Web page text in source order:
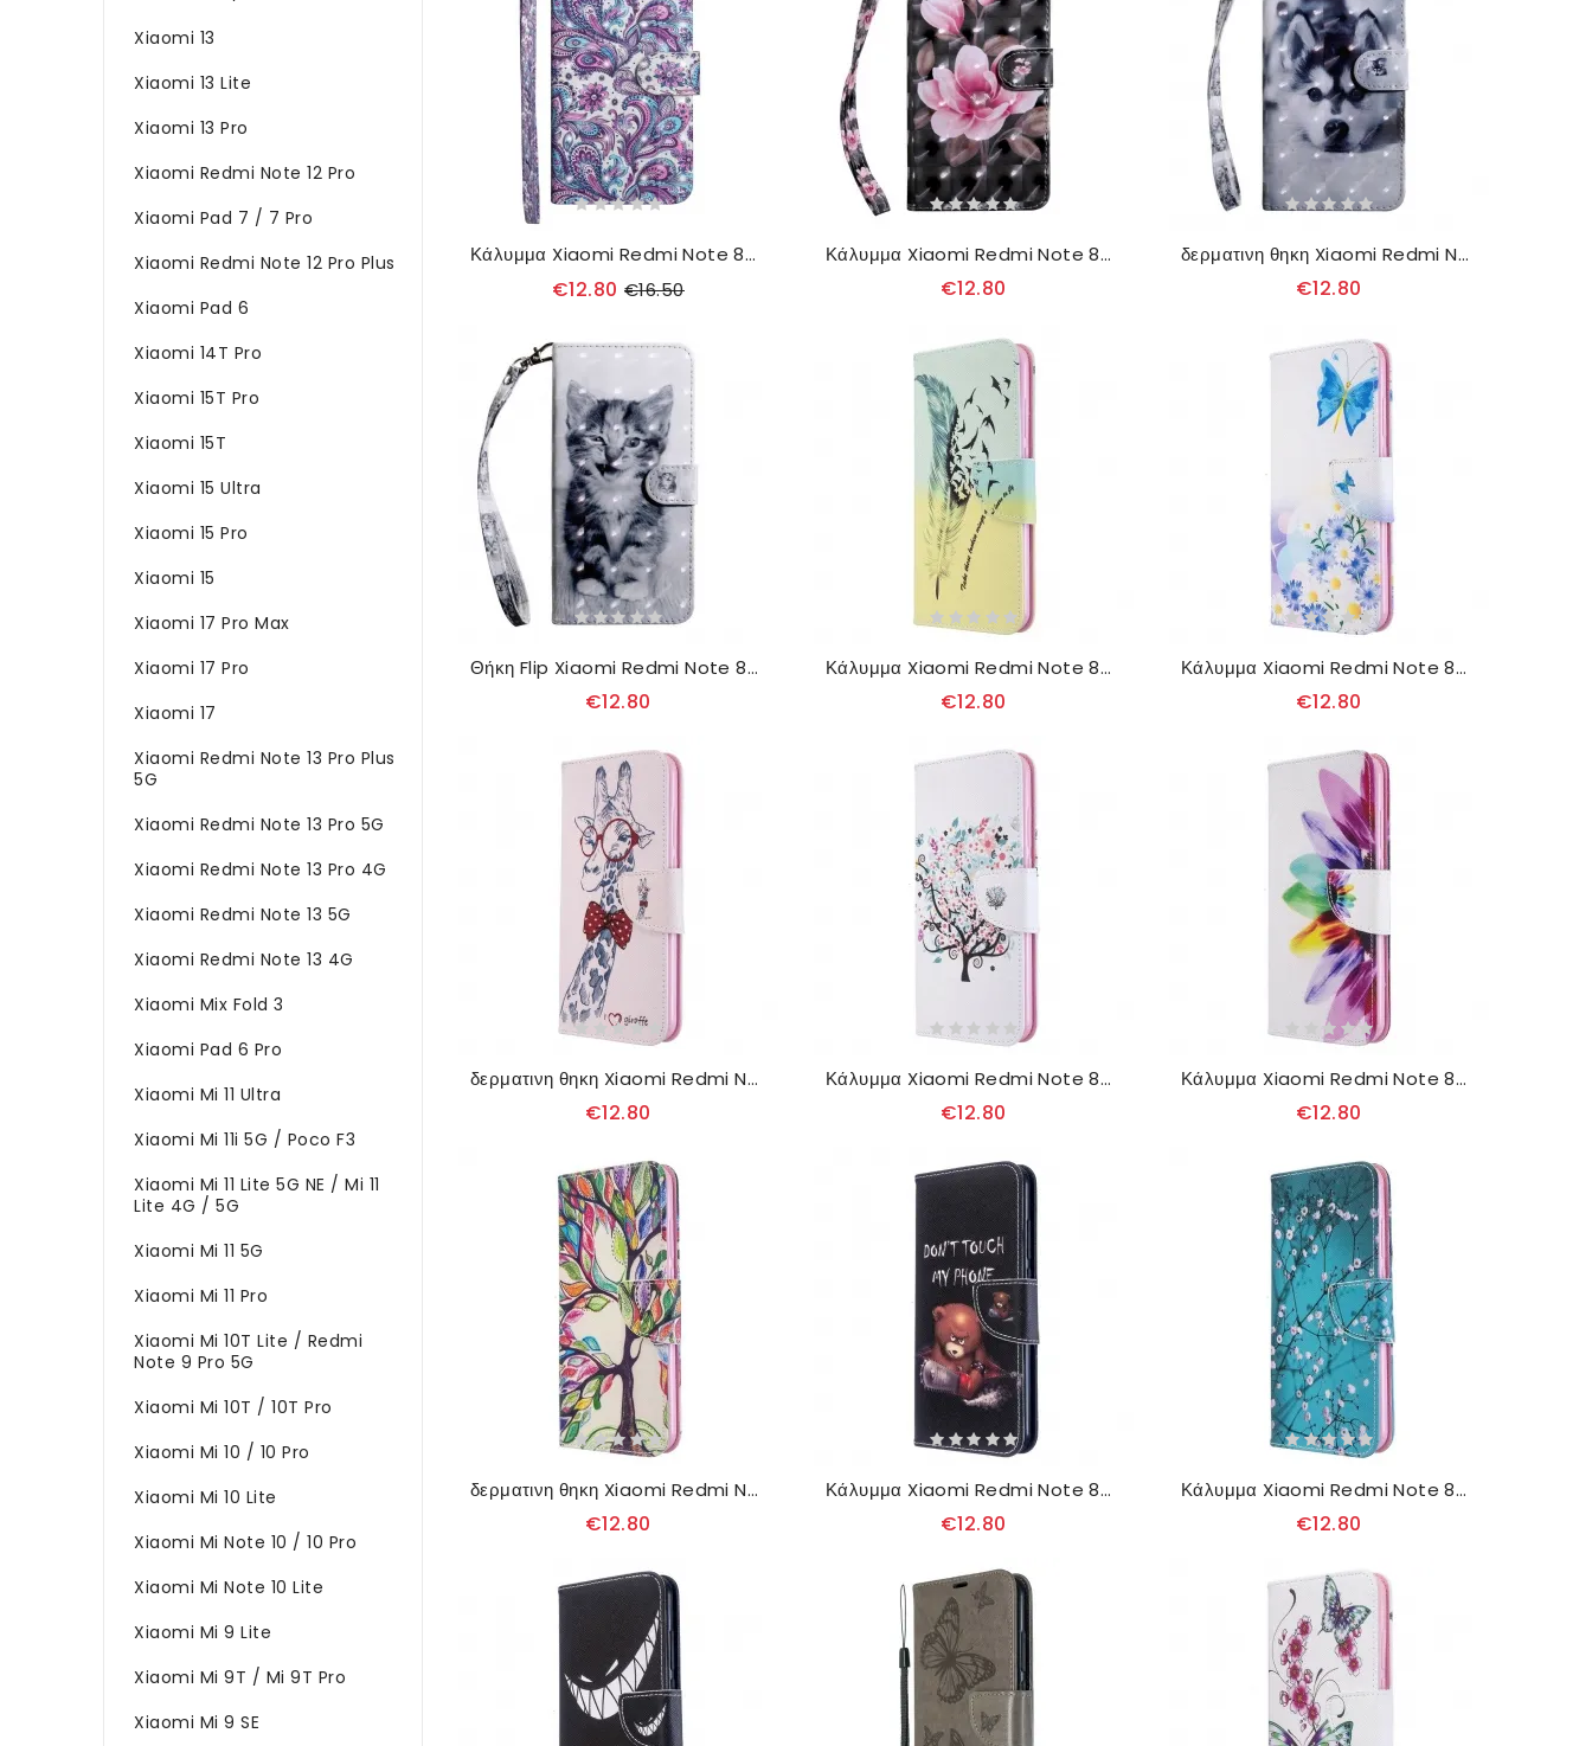
Xiaomi 13
Xiaomi 13 Lite
Xiaomi 13 Pro
Xiaomi Redmi Note 12 Pro
Xiaomi Pad 7 / 7 Pro
Xiaomi Redmi Note 12 Pro Plus
Xiaomi Pad 6
Xiaomi 14T Pro
Xiaomi 15T Pro
Xiaomi 15T
Xiaomi 15 Ultra
Xiaomi 15 Pro
Xiaomi 15
Xiaomi 17 Pro Max
Xiaomi 17 Pro
Xiaomi 17
Xiaomi Redmi Note 13 Pro Plus
5G
Xiaomi Redmi Note 13 Pro 5G
Xiaomi Redmi Note 13 Pro 4G
Xiaomi Redmi Note 13 5G
Xiaomi Redmi Note 13 4G
Xiaomi Mix Fold 3
Xiaomi Pad 6 Pro
Xiaomi Mi 11 Ultra
Xiaomi Mi 11i 5G / Poco F3
Xiaomi Mi 11 Lite 5G NE / Mi 11
Lite 4G / 5G
Xiaomi Mi 11 5G
Xiaomi Mi 11 Pro
Xiaomi Mi 10T Lite / Redmi
Note 9 Pro 5G
Xiaomi Mi 10T / 10T Pro
Xiaomi Mi 10 / 10 Pro
Xiaomi Mi 10 Lite
Xiaomi Mi Note 10 / 10 Pro
Xiaomi Mi Note 10 Lite
Xiaomi Mi 9 Lite
Xiaomi Mi 9T / Mi 9T Pro
Xiaomi Mi 9 SE
Κάλυμμα Xiaomi Redmi Note 8T Μοτίβα Λουλουδιών
€12.80 €16.50
Κάλυμμα Xiaomi Redmi Note 8T Ανθισμένα Λουλούδια
€12.80
δερματινη θηκη Xiaomi Redmi Note 8T Gustav The Dog
€12.80
Θήκη Flip Xiaomi Redmi Note 8T Ιγνάτιος Το Γατάκι
€12.80
Κάλυμμα Xiaomi Redmi Note 8T Μάθετε Να Πετάτε
€12.80
Κάλυμμα Xiaomi Redmi Note 8T Ζωγραφισμένες Πεταλούδες Και Λουλούδια
€12.80
δερματινη θηκη Xiaomi Redmi Note 8T Εξυπνάδα Καμηλοπάρδαλη
€12.80
Κάλυμμα Xiaomi Redmi Note 8T Ανθισμένο Δέντρο
€12.80
Κάλυμμα Xiaomi Redmi Note 8T Λουλούδι Ακουαρέλας
€12.80
δερματινη θηκη Xiaomi Redmi Note 8T Έγχρωμο Δέντρο
€12.80
Κάλυμμα Xiaomi Redmi Note 8T Επικίνδυνη Αρκούδα
€12.80
Κάλυμμα Xiaomi Redmi Note 8T Ανθισμένο Δέντρο
€12.80